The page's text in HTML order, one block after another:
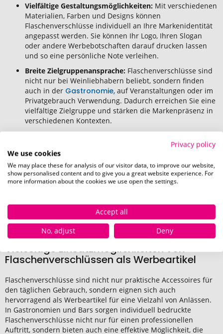
Vielfältige Gestaltungsmöglichkeiten: Mit verschiedenen
Materialien, Farben und Designs können
Flaschenverschlüsse individuell an Ihre Markenidentität
angepasst werden. Sie können Ihr Logo, Ihren Slogan
oder andere Werbebotschaften darauf drucken lassen
und so eine persönliche Note verleihen.
Breite Zielgruppenansprache: Flaschenverschlüsse sind
nicht nur bei Weinliebhabern beliebt, sondern finden
auch in der Gastronomie, auf Veranstaltungen oder im
Privatgebrauch Verwendung. Dadurch erreichen Sie eine
vielfältige Zielgruppe und stärken die Markenpräsenz in
verschiedenen Kontexten.
Werbemitteln wie Anzeigen oder TV-Spots sind bedruckte
Flaschenverschlüsse eine kostengünstige Option für die
Markenwerbung. Sie bieten einen hohen Nutzen für
vergleichsweise geringe Investitionen.
Sie Ihre Marke gekonnt in Szene und hinterlassen bei Ihren
Kunden einen bleibenden Eindruck.
Vielseitige Einsatzmöglichkeiten von
Flaschenverschlüssen als Werbeartikel
Flaschenverschlüsse sind nicht nur praktische Accessoires für
den täglichen Gebrauch, sondern eignen sich auch
hervorragend als Werbeartikel für eine Vielzahl von Anlässen.
In Gastronomien und Bars sorgen individuell bedruckte
Flaschenverschlüsse nicht nur für einen professionellen
Auftritt, sondern bieten auch eine effektive Möglichkeit, die
Privacy policy
We use cookies
We may place these for analysis of our visitor data, to improve our website,
show personalised content and to give you a great website experience. For
more information about the cookies we use open the settings.
Accept all
No, adjust
Deny